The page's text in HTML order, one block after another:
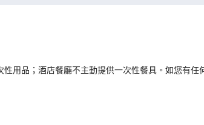
用品；酒店餐廳不主動提供一次性餐具。如您有任